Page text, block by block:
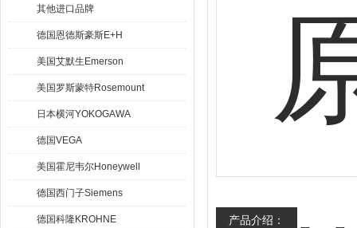
其他进口品牌
德国恩德斯豪斯E+H
美国艾默生Emerson
美国罗斯蒙特Rosemount
日本横河YOKOGAWA
德国VEGA
美国霍尼韦尔Honeywell
德国西门子Siemens
德国科隆KROHNE 产品介绍：